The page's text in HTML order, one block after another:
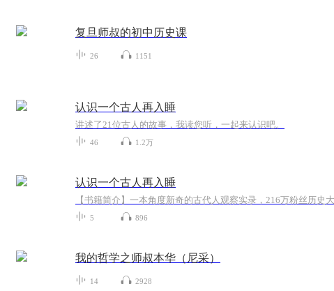
复旦师叔的初中历史课
26 1151
认识一个古人再入睡
讲述了21位古人的故事，我读您听，一起来认识吧。
46 1.2万
认识一个古人再入睡
5 896
我的哲学之师叔本华（尼采）
14 2928